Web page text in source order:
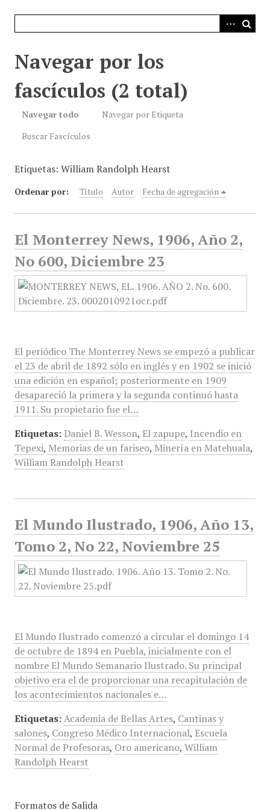
Navegar por los
fascículos (2 total)
Navegar todo
Navegar por Etiqueta
Buscar Fascículos
Etiquetas: William Randolph Hearst
Ordenar por: Título Autor Fecha de agregación
El Monterrey News, 1906, Año 2,
No 600, Diciembre 23
El periódico The Monterrey News se empezó a publicar
el 23 de abril de 1892 sólo en inglés y en 1902 se inició
una edición en español; posteriormente en 1909
desapareció la primera y la segunda continuó hasta
1911. Su propietario fue el…
Etiquetas: Daniel B. Wesson, El zapupe, Incendio en
Tepexi, Memorias de un fariseo, Minería en Matehuala,
William Randolph Hearst
El Mundo Ilustrado, 1906, Año 13,
Tomo 2, No 22, Noviembre 25
El Mundo Ilustrado comenzó a circular el domingo 14
de octubre de 1894 en Puebla, inicialmente con el
nombre El Mundo Semanario Ilustrado. Su principal
objetivo era el de proporcionar una recapitulación de
los acontecimientos nacionales e…
Etiquetas: Academia de Bellas Artes, Cantinas y
salones, Congreso Médico Internacional, Escuela
Normal de Profesoras, Oro americano, William
Randolph Hearst
Formatos de Salida